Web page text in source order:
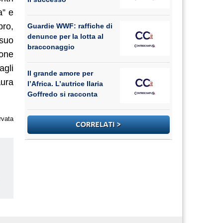
e
Guardie WWF: raffiche di
denunce per la lotta al
bracconaggio
Il grande amore per
l’Africa. L’autrice Ilaria
Goffredo si racconta